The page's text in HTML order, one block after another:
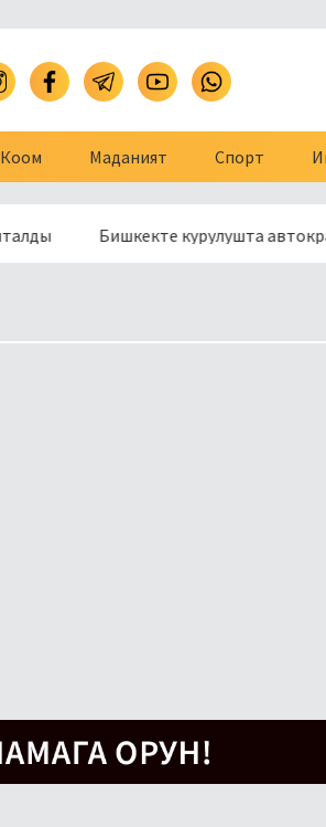
Коом Маданият Спорт
Бишкекте курулушта автокран